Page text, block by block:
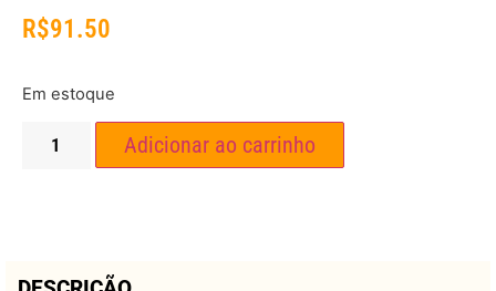
R$91.50
Em estoque
Adicionar ao carrinho